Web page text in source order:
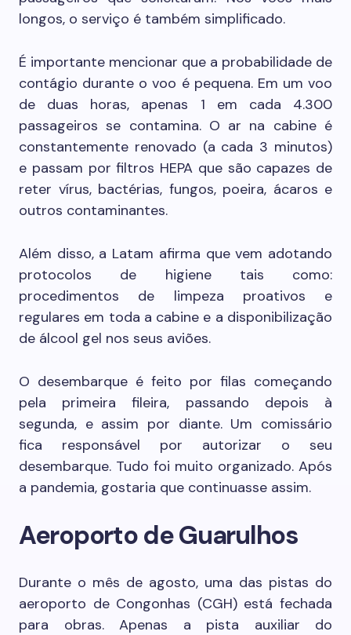
longos, o serviço é também simplificado.
É importante mencionar que a probabilidade de
contágio durante o voo é pequena. Em um voo
de duas horas, apenas 1 em cada 4.300
passageiros se contamina. O ar na cabine é
constantemente renovado (a cada 3 minutos)
e passam por filtros HEPA que são capazes de
reter vírus, bactérias, fungos, poeira, ácaros e
outros contaminantes.
Além disso, a Latam afirma que vem adotando
protocolos de higiene tais como:
procedimentos de limpeza proativos e
regulares em toda a cabine e a disponibilização
de álcool gel nos seus aviões.
O desembarque é feito por filas começando
pela primeira fileira, passando depois à
segunda, e assim por diante. Um comissário
fica responsável por autorizar o seu
desembarque. Tudo foi muito organizado. Após
a pandemia, gostaria que continuasse assim.
Aeroporto de Guarulhos
Durante o mês de agosto, uma das pistas do
aeroporto de Congonhas (CGH) está fechada
para obras. Apenas a pista auxiliar do